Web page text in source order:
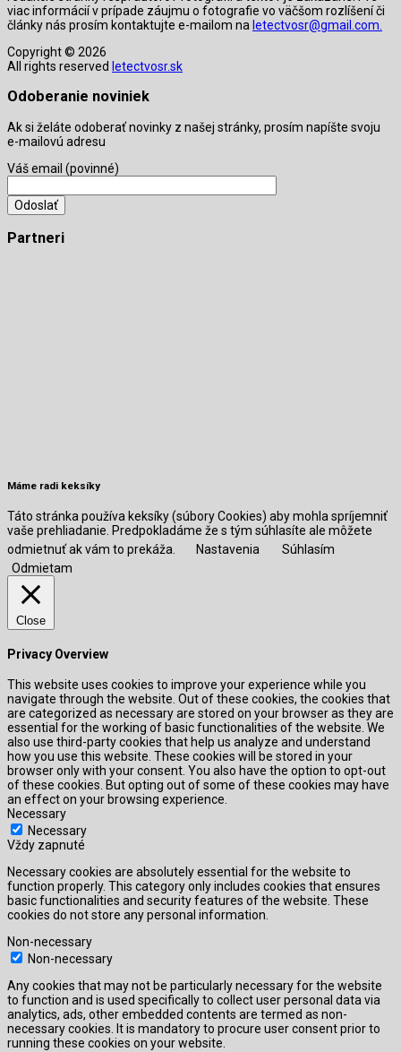
viac informácií v prípade záujmu o fotografie vo väčšom rozlíšení či
články nás prosím kontaktujte e-mailom na letectvosr@gmail.com.
Copyright © 2026
All rights reserved letectvosr.sk
Odoberanie noviniek
Ak si želáte odoberať novinky z našej stránky, prosím napíšte svoju
e-mailovú adresu
Váš email (povinné)
Partneri
Máme radi keksíky
Táto stránka používa keksíky (súbory Cookies) aby mohla spríjemniť
vaše prehliadanie. Predpokladáme že s tým súhlasíte ale môžete
odmietnuť ak vám to prekáža.
Nastavenia
Súhlasím
Odmietam
Close
Privacy Overview
This website uses cookies to improve your experience while you
navigate through the website. Out of these cookies, the cookies that
are categorized as necessary are stored on your browser as they are
essential for the working of basic functionalities of the website. We
also use third-party cookies that help us analyze and understand
how you use this website. These cookies will be stored in your
browser only with your consent. You also have the option to opt-out
of these cookies. But opting out of some of these cookies may have
an effect on your browsing experience.
Necessary
Necessary
Vždy zapnuté
Necessary cookies are absolutely essential for the website to
function properly. This category only includes cookies that ensures
basic functionalities and security features of the website. These
cookies do not store any personal information.
Non-necessary
Non-necessary
Any cookies that may not be particularly necessary for the website
to function and is used specifically to collect user personal data via
analytics, ads, other embedded contents are termed as non-
necessary cookies. It is mandatory to procure user consent prior to
running these cookies on your website.